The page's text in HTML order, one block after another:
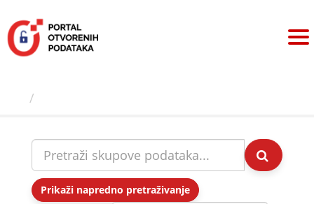
sadržaj
Prikaži napredno pretraživanje